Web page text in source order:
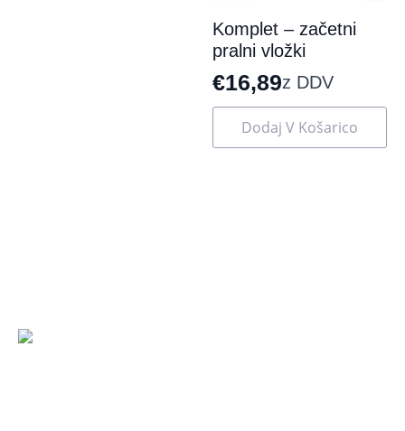
Komplet – začetni
pralni vložki
€16,89z DDV
Dodaj V Košarico